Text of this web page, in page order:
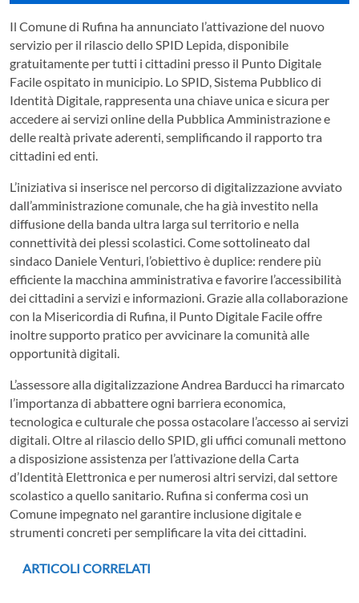
Il Comune di Rufina ha annunciato l’attivazione del nuovo
servizio per il rilascio dello SPID Lepida, disponibile
gratuitamente per tutti i cittadini presso il Punto Digitale
Facile ospitato in municipio. Lo SPID, Sistema Pubblico di
Identità Digitale, rappresenta una chiave unica e sicura per
accedere ai servizi online della Pubblica Amministrazione e
delle realtà private aderenti, semplificando il rapporto tra
cittadini ed enti.
L’iniziativa si inserisce nel percorso di digitalizzazione avviato
dall’amministrazione comunale, che ha già investito nella
diffusione della banda ultra larga sul territorio e nella
connettività dei plessi scolastici. Come sottolineato dal
sindaco Daniele Venturi, l’obiettivo è duplice: rendere più
efficiente la macchina amministrativa e favorire l’accessibilità
dei cittadini a servizi e informazioni. Grazie alla collaborazione
con la Misericordia di Rufina, il Punto Digitale Facile offre
inoltre supporto pratico per avvicinare la comunità alle
opportunità digitali.
L’assessore alla digitalizzazione Andrea Barducci ha rimarcato
l’importanza di abbattere ogni barriera economica,
tecnologica e culturale che possa ostacolare l’accesso ai servizi
digitali. Oltre al rilascio dello SPID, gli uffici comunali mettono
a disposizione assistenza per l’attivazione della Carta
d’Identità Elettronica e per numerosi altri servizi, dal settore
scolastico a quello sanitario. Rufina si conferma così un
Comune impegnato nel garantire inclusione digitale e
strumenti concreti per semplificare la vita dei cittadini.
ARTICOLI CORRELATI